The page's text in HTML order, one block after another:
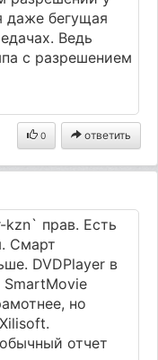
даже бегущая
Ведь
с разрешением
0 ответить
прав. Есть
Смарт
DVDPlayer в
SmartMovie
но
отчет